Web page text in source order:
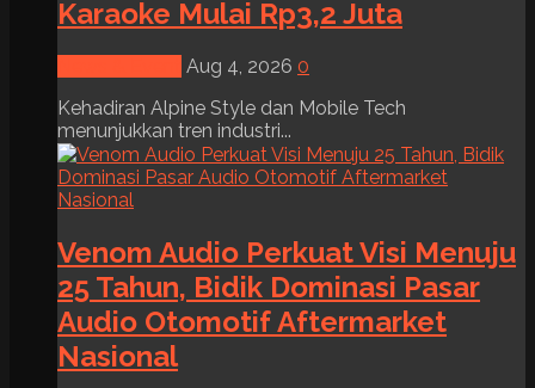
Karaoke Mulai Rp3,2 Juta
Aug 4, 2026 0
Kehadiran Alpine Style dan Mobile Tech
menunjukkan tren industri...
Venom Audio Perkuat Visi Menuju
25 Tahun, Bidik Dominasi Pasar
Audio Otomotif Aftermarket
Nasional